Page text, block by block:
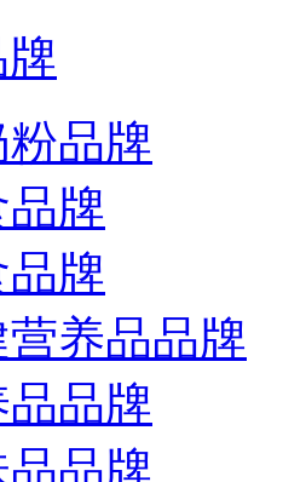
品牌
品牌
品牌
营养品品牌
品品牌
品牌